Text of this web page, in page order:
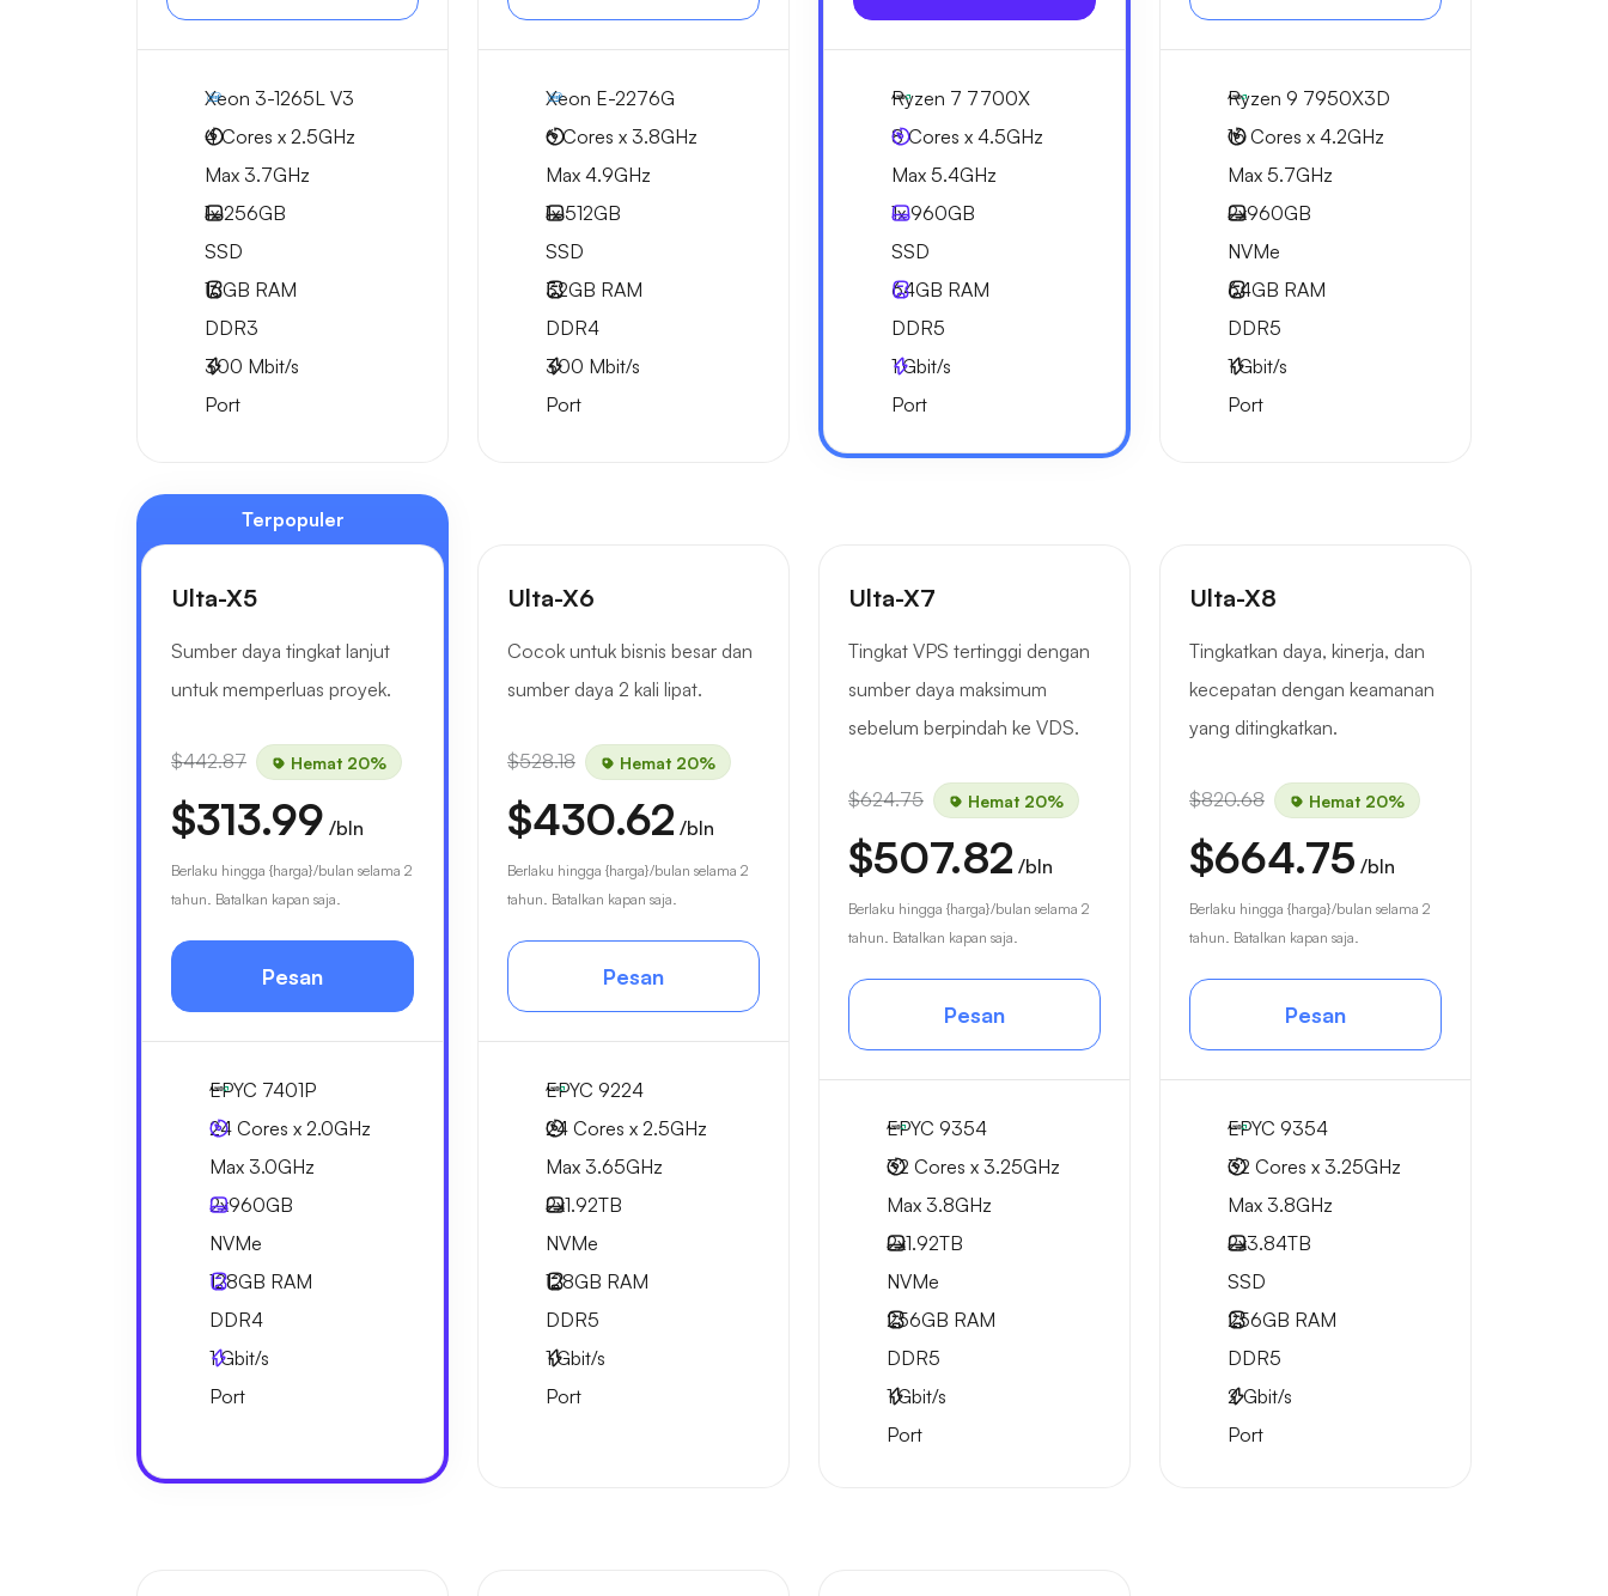
Xeon 3-1265L V3
4 Cores x 2.5GHz
Max 3.7GHz
1x256GB
SSD
16GB RAM
DDR3
300 Mbit/s
Port
Xeon E-2276G
6 Cores x 3.8GHz
Max 4.9GHz
1x512GB
SSD
32GB RAM
DDR4
300 Mbit/s
Port
Ryzen 7 7700X
8 Cores x 4.5GHz
Max 5.4GHz
1x960GB
SSD
64GB RAM
DDR5
1Gbit/s
Port
Ryzen 9 7950X3D
16 Cores x 4.2GHz
Max 5.7GHz
2x960GB
NVMe
64GB RAM
DDR5
1Gbit/s
Port
Terpopuler
Ulta-X5
Sumber daya tingkat lanjut
untuk memperluas proyek.
$442.87 Hemat 20%
$313.99 /bln
Berlaku hingga {harga}/bulan selama 2
tahun. Batalkan kapan saja.
Pesan
EPYC 7401P
24 Cores x 2.0GHz
Max 3.0GHz
2x960GB
NVMe
128GB RAM
DDR4
1Gbit/s
Port
Ulta-X6
Cocok untuk bisnis besar dan
sumber daya 2 kali lipat.
$528.18 Hemat 20%
$430.62 /bln
Berlaku hingga {harga}/bulan selama 2
tahun. Batalkan kapan saja.
Pesan
EPYC 9224
24 Cores x 2.5GHz
Max 3.65GHz
2x1.92TB
NVMe
128GB RAM
DDR5
1Gbit/s
Port
Ulta-X7
Tingkat VPS tertinggi dengan
sumber daya maksimum
sebelum berpindah ke VDS.
$624.75 Hemat 20%
$507.82 /bln
Berlaku hingga {harga}/bulan selama 2
tahun. Batalkan kapan saja.
Pesan
EPYC 9354
32 Cores x 3.25GHz
Max 3.8GHz
2x1.92TB
NVMe
256GB RAM
DDR5
1Gbit/s
Port
Ulta-X8
Tingkatkan daya, kinerja, dan
kecepatan dengan keamanan
yang ditingkatkan.
$820.68 Hemat 20%
$664.75 /bln
Berlaku hingga {harga}/bulan selama 2
tahun. Batalkan kapan saja.
Pesan
EPYC 9354
32 Cores x 3.25GHz
Max 3.8GHz
2x3.84TB
SSD
256GB RAM
DDR5
2Gbit/s
Port